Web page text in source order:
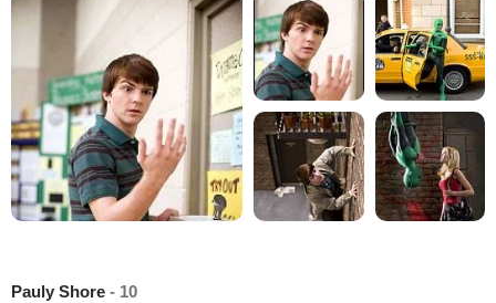
Pauly Shore - 10